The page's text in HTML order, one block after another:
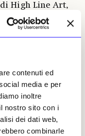
contenuti ed
media e per
inoltre
nostro sito con i
dei dati web,
combinarle
High Line Art,
di
laboratorio di
curato Die No
di arte nello
2025 ha
e Tai Shani,
anno ha